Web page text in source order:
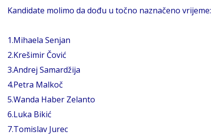
Kandidate molimo da dođu u točno naznačeno vrijeme:
1.Mihaela Senjan
2.Krešimir Čović
3.Andrej Samardžija
4.Petra Malkoč
5.Wanda Haber Zelanto
6.Luka Bikić
7.Tomislav Jurec